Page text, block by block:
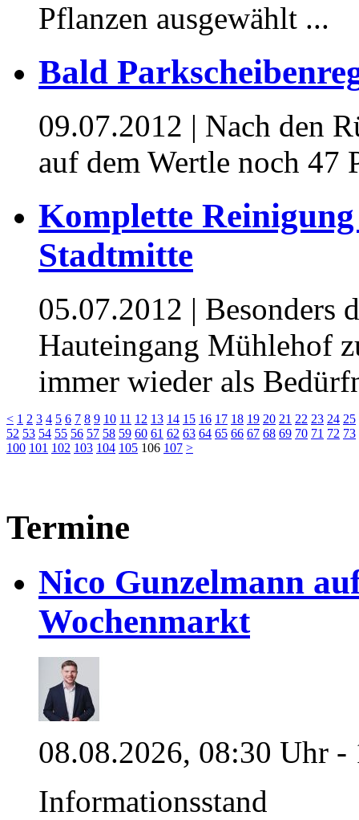
Pflanzen ausgewählt ...
Bald
09.07.2012 | Nach den
auf dem Wertle noch 47
Komplette
Stadtmitte
05.07.2012 | Besonders
Hauteingang Mühlehof
immer wieder als
< 1 2 3 4 5 6 7 8 9 10 11 12 13 14 15 16 17 18 19 20 21 22 23 24 25
52 53 54 55 56 57 58 59 60 61 62 63 64 65 66 67 68 69 70 71 72 73
100 101 102 103 104 105 106 107 >
Termine
Nico Gunzelmann
Wochenmarkt
08.08.2026, 08:30 Uhr -
Informationsstand